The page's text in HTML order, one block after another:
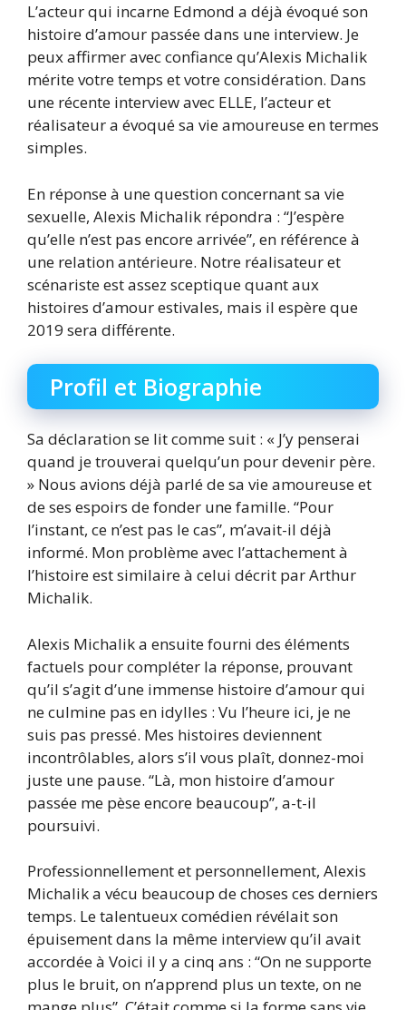
L’acteur qui incarne Edmond a déjà évoqué son
histoire d’amour passée dans une interview. Je
peux affirmer avec confiance qu’Alexis Michalik
mérite votre temps et votre considération. Dans
une récente interview avec ELLE, l’acteur et
réalisateur a évoqué sa vie amoureuse en termes
simples.
En réponse à une question concernant sa vie
sexuelle, Alexis Michalik répondra : “J’espère
qu’elle n’est pas encore arrivée”, en référence à
une relation antérieure. Notre réalisateur et
scénariste est assez sceptique quant aux
histoires d’amour estivales, mais il espère que
2019 sera différente.
Profil et Biographie
Sa déclaration se lit comme suit : « J’y penserai
quand je trouverai quelqu’un pour devenir père.
» Nous avions déjà parlé de sa vie amoureuse et
de ses espoirs de fonder une famille. “Pour
l’instant, ce n’est pas le cas”, m’avait-il déjà
informé. Mon problème avec l’attachement à
l’histoire est similaire à celui décrit par Arthur
Michalik.
Alexis Michalik a ensuite fourni des éléments
factuels pour compléter la réponse, prouvant
qu’il s’agit d’une immense histoire d’amour qui
ne culmine pas en idylles : Vu l’heure ici, je ne
suis pas pressé. Mes histoires deviennent
incontrôlables, alors s’il vous plaît, donnez-moi
juste une pause. “Là, mon histoire d’amour
passée me pèse encore beaucoup”, a-t-il
poursuivi.
Professionnellement et personnellement, Alexis
Michalik a vécu beaucoup de choses ces derniers
temps. Le talentueux comédien révélait son
épuisement dans la même interview qu’il avait
accordée à Voici il y a cinq ans : “On ne supporte
plus le bruit, on n’apprend plus un texte, on ne